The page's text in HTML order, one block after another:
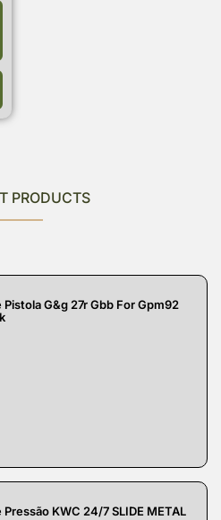
PRODUCTS
Pistola G&g 27r Gbb For Gpm92
Pressão KWC 24/7 SLIDE METAL